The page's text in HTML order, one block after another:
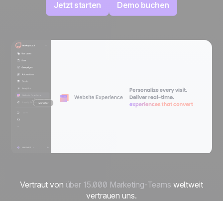
Jetzt starten
Demo buchen
Vertraut von über 15.000 Marketing-Teams weltweit
vertrauen uns.